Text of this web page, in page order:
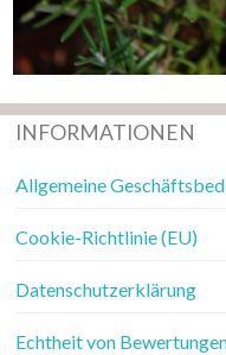
INFORMATIONEN
Allgemeine
Cookie-Richtlinie (EU)
Datenschutzerklärung
Echtheit von